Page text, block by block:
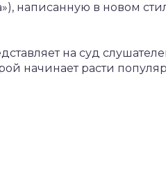
написанную в новом
на суд
начинает расти